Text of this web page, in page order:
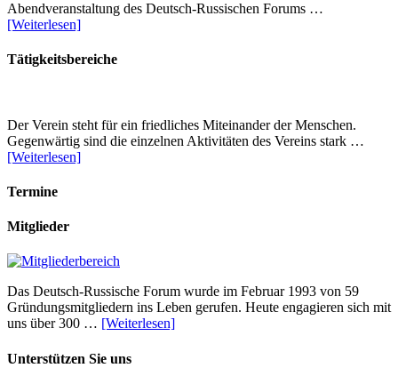
Abendveranstaltung des Deutsch-Russischen Forums …
[Weiterlesen]
Tätigkeitsbereiche
Der Verein steht für ein friedliches Miteinander der Menschen.
Gegenwärtig sind die einzelnen Aktivitäten des Vereins stark …
[Weiterlesen]
Termine
Mitglieder
Das Deutsch-Russische Forum wurde im Februar 1993 von 59
Gründungsmitgliedern ins Leben gerufen. Heute engagieren sich mit
uns über 300 … [Weiterlesen]
Unterstützen Sie uns